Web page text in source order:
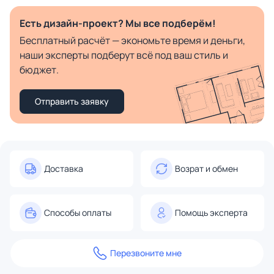
Есть дизайн-проект? Мы все подберём!
Бесплатный расчёт — экономьте время и деньги,
наши эксперты подберут всё под ваш стиль и
бюджет.
Отправить заявку
Доставка Возрат и обмен
Способы оплаты Помощь эксперта
Перезвоните мне